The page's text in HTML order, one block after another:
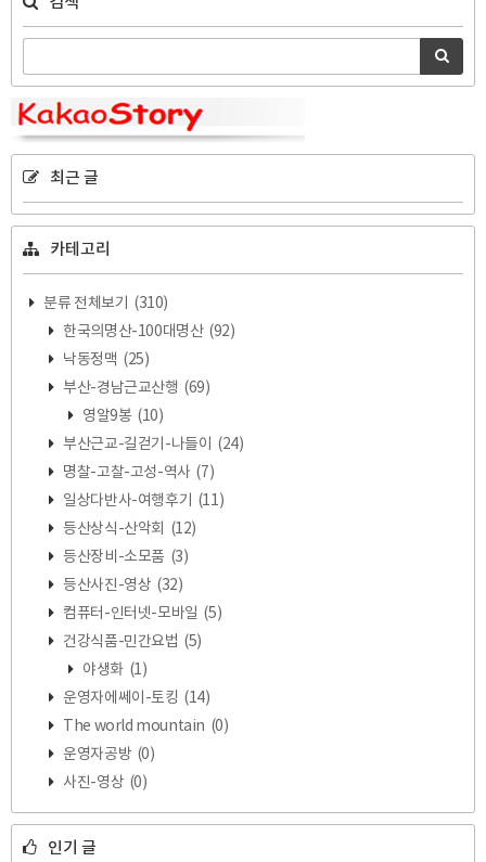
최근 글
카테고리
분류 전체보기
(310)
한국의명산-100대명산 (92)
낙동정맥 (25)
부산-경남근교산행 (69)
영알9봉 (10)
부산근교-길걷기-나들이
(24)
명찰-고찰-고성-역사 (7)
일상다반사-여행후기
(11)
등산상식-산악회
(12)
등산장비-소모품 (3)
등산사진-영상 (32)
컴퓨터-인터넷-모바일 (5)
건강식품-민간요법 (5)
야생화 (1)
운영자에쎄이-토킹 (14)
The world mountain (0)
운영자공방 (0)
사진-영상 (0)
인기 글